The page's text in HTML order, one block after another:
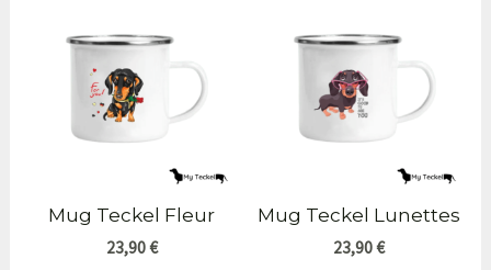
Mug Teckel Fleur
23,90€
Mug Teckel Lunettes
23,90€